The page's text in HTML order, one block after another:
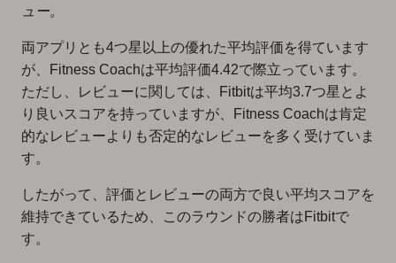
ュー。
両アプリとも4つ星以上の優れた平均評価を得ています
が、Fitness Coachは平均評価4.42で際立っています。
ただし、レビューに関しては、Fitbitは平均3.7つ星とよ
り良いスコアを持っていますが、Fitness Coachは肯定
的なレビューよりも否定的なレビューを多く受けていま
す。
したがって、評価とレビューの両方で良い平均スコアを
維持できているため、このラウンドの勝者はFitbitで
す。